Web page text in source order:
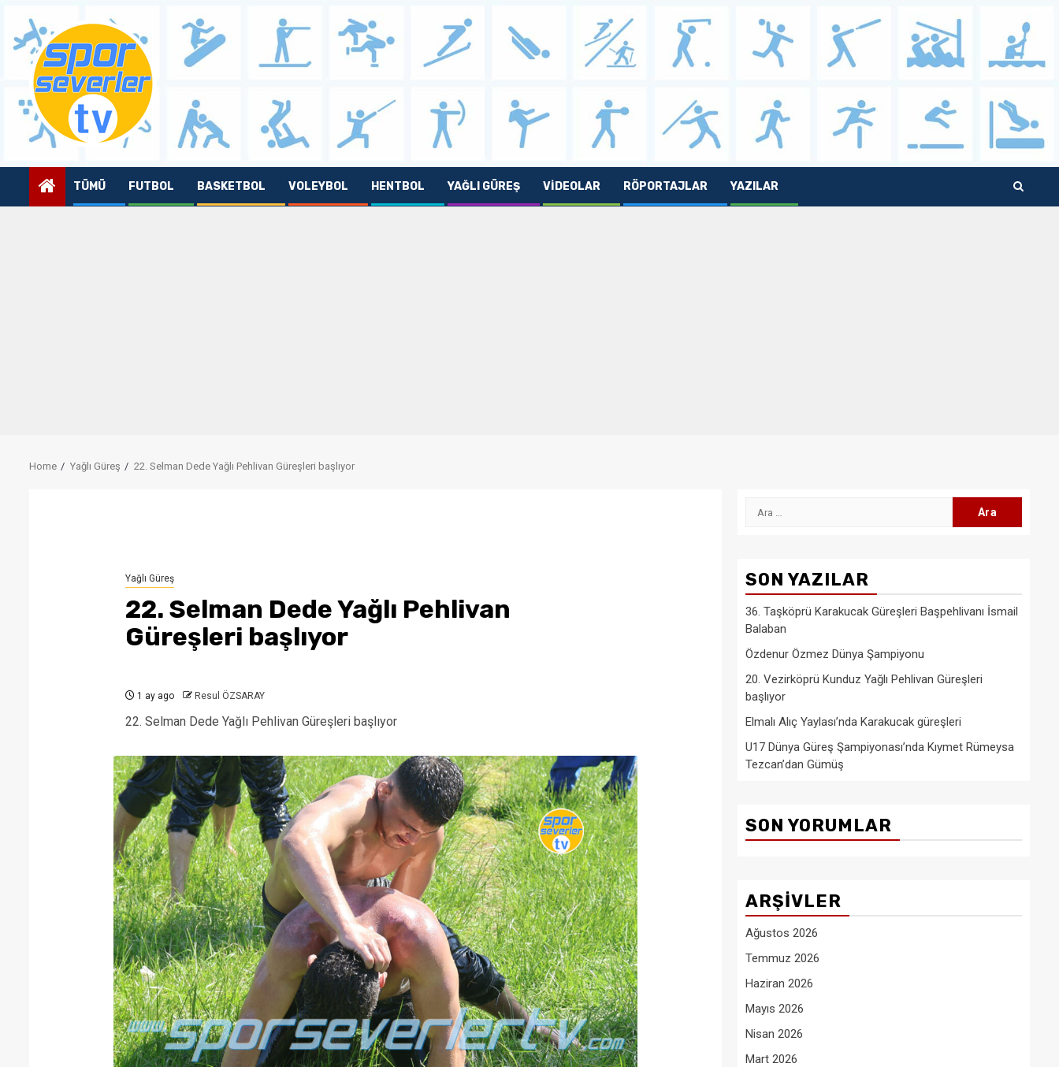
content
TÜMÜ FUTBOL BASKETBOL VOLEYBOL HENTBOL YAĞLI GÜREŞ VIDEOLAR RÖPORTAJLAR YAZILAR
Home Yağlı Güreş 22. Selman Dede Yağlı Pehlivan Güreşleri başlıyor
Yağlı Güreş
22. Selman Dede Yağlı Pehlivan
Güreşleri başlıyor
1 ay ago Resul ÖZSARAY
22. Selman Dede Yağlı Pehlivan Güreşleri başlıyor
Arama:
SON YAZILAR
36. Taşköprü Karakucak Güreşleri Başpehlivanı İsmail
Balaban
Özdenur Özmez Dünya Şampiyonu
20. Vezirköprü Kunduz Yağlı Pehlivan Güreşleri
başlıyor
Elmalı Alıç Yaylası’nda Karakucak güreşleri
U17 Dünya Güreş Şampiyonası’nda Kıymet Rümeysa
Tezcan’dan Gümüş
SON YORUMLAR
ARŞIVLER
Ağustos 2026
Temmuz 2026
Haziran 2026
Mayıs 2026
Nisan 2026
Mart 2026